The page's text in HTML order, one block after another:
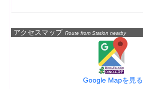
アクセスマップ Route from Station nearby
Google Mapを見る